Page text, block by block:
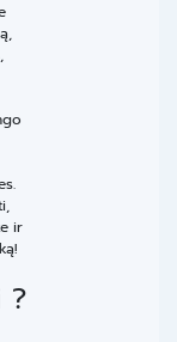
ir
?